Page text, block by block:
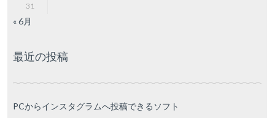
« 6月
31
最近の投稿
PCからインスタグラムへ投稿できるソフト